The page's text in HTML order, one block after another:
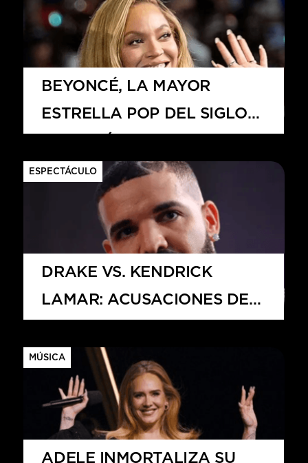
BEYONCÉ, LA MAYOR
ESTRELLA POP DEL SIGLO
ESPECTÁCULO
DRAKE VS. KENDRICK
LAMAR: ACUSACIONES DE
INDUSTRIA MUSICAL
MÚSICA
ADELE INMORTALIZA SU